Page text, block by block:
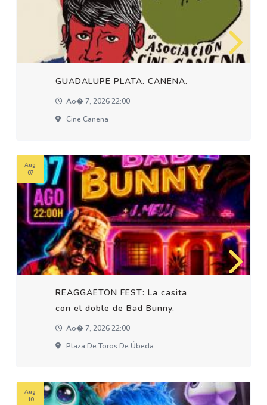
GUADALUPE PLATA. CANENA.
Ao� 7, 2026 22:00
Cine Canena
REAGGAETON FEST: La casita
con el doble de Bad Bunny.
Ao� 7, 2026 22:00
Plaza De Toros De Úbeda
Aug
07
Aug
10